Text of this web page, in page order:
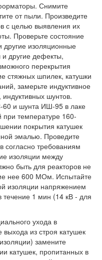
Снимите
от пыли. Произведите
с целью выявления их
Проверьте состояние
другие изоляционные
другие дефекты,
перекрытия
стяжных шпилек, катушки
замерьте индуктивное
шунтов.
60 и шунта ИШ-95 в лаке
температуре 160-
покрытия катушек
эмалью. Проведите
согласно требованиям
изоляции между
быть для реакторов не
нее 600 МОм. Испытайте
изоляции напряжением
течение 1 мин (14 кВ - для
ухода в
выхода из строя катушек
замените
катушек, пропитанных в